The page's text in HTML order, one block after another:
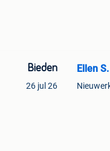
Bieden
26 jul 26
Ellen S.